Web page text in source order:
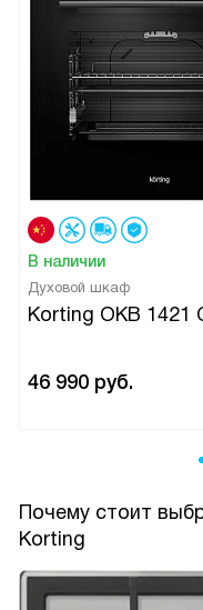
В наличии
Духовой шкаф
Korting OKB 1421
46 990 руб.
Почему стоит
Korting